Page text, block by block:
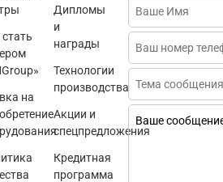
на
Дипломы
и
награды
Технологии
производства
Акции и
спецпредложения
Кредитная
программа